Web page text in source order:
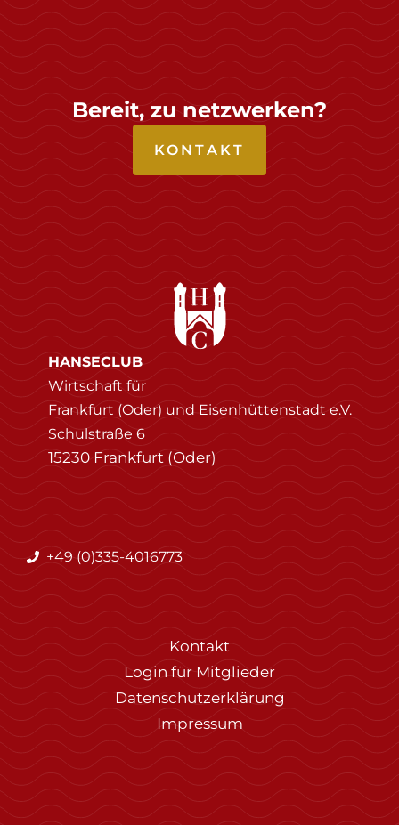
Bereit, zu netzwerken?
KONTAKT
HANSECLUB
Wirtschaft für
Frankfurt (Oder) und Eisenhüttenstadt e.V.
Schulstraße 6
15230 Frankfurt (Oder)
+49 (0)335-4016773
Kontakt
Login für Mitglieder
Datenschutzerklärung
Impressum